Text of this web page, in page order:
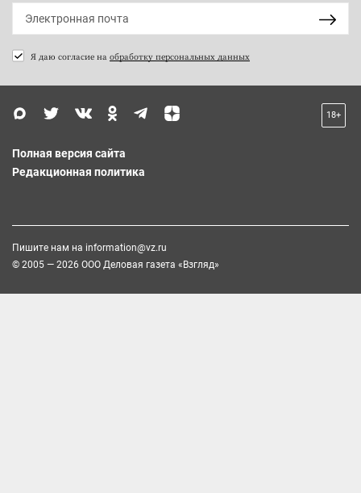
Я даю согласие на обработку персональных данных
18+
Полная версия сайта
Редакционная политика
Пишите нам на information@vz.ru
© 2005 — 2026 ООО Деловая газета «Взгляд»